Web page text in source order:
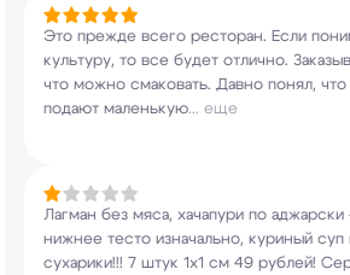
Это прежде всего ресторан. Если
культуру, то все будет отлично.
что можно смаковать. Давно понял, что
подают маленькую... еще
Лагман без мяса, хачапури по аджарски
нижнее тесто изначально, куриный суп
сухарики!!! 7 штук 1х1 см 49 рублей!